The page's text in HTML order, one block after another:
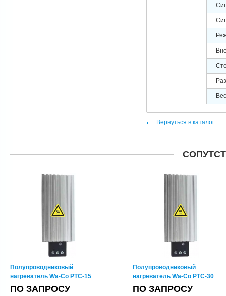
Вернуться в каталог
Полупроводниковый
нагреватель Wa-Co PTC-15
ПО ЗАПРОСУ
Полупроводниковый
нагреватель Wa-Co PTC-30
ПО ЗАПРОСУ